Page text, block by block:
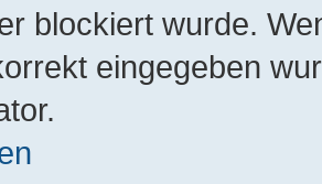
blockiert wurde.
eingegeben